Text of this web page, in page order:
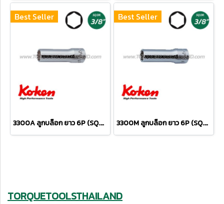
Best Seller
3300A ลูกบล็อก ยาว 6P (SQ.DR.3/8") Deep Sockets
Best Seller
3300M ลูกบล็อก ยาว 6P (SQ.DR.3/8") Deep Sockets
TORQUETOOLSTHAILAND